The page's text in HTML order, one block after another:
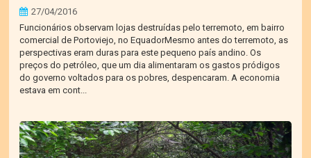
27/04/2016
Funcionários observam lojas destruídas pelo terremoto, em bairro
comercial de Portoviejo, no EquadorMesmo antes do terremoto, as
perspectivas eram duras para este pequeno país andino. Os
preços do petróleo, que um dia alimentaram os gastos pródigos
do governo voltados para os pobres, despencaram. A economia
estava em cont...